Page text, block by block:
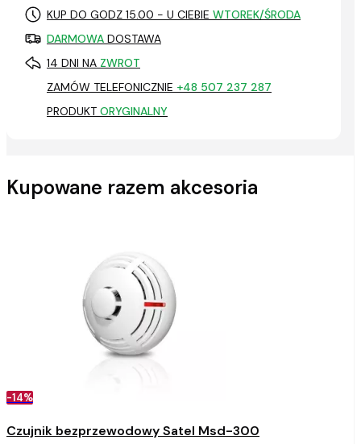
KUP DO GODZ 15.00 - U CIEBIE WTOREK/ŚRODA
DARMOWA DOSTAWA
14 DNI NA ZWROT
ZAMÓW TELEFONICZNIE +48 507 237 287
PRODUKT ORYGINALNY
Kupowane razem akcesoria
-14%
Czujnik bezprzewodowy Satel Msd-300